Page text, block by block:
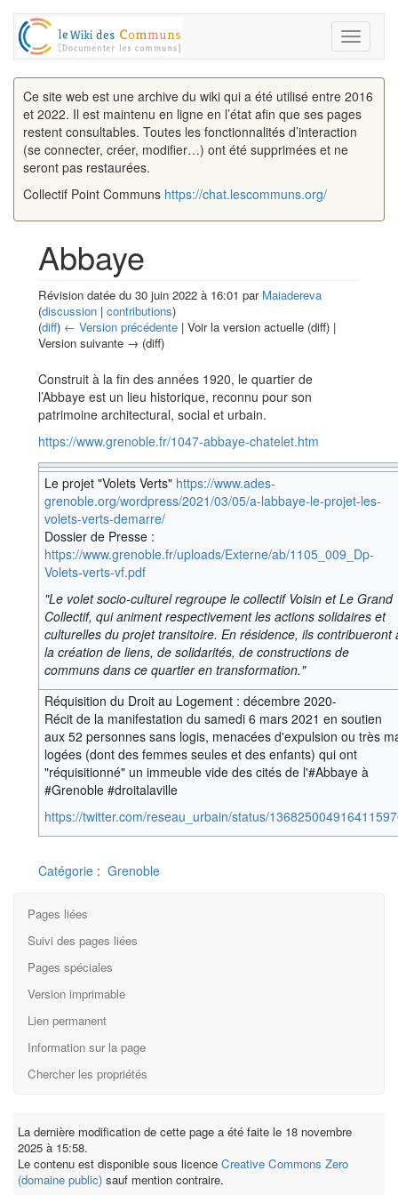
Toggle
Ce site web est une archive du wiki qui a été utilisé entre 2016
et 2022. Il est maintenu en ligne en l’état afin que ses pages
restent consultables. Toutes les fonctionnalités d’interaction
(se connecter, créer, modifier…) ont été supprimées et ne
seront pas restaurées.
Collectif Point Communs https://chat.lescommuns.org/
Abbaye
Révision datée du 30 juin 2022 à 16:01 par Maiadereva
(discussion | contributions)
(diff) ← Version précédente | Voir la version actuelle (diff) |
Version suivante → (diff)
Construit à la fin des années 1920, le quartier de
l’Abbaye est un lieu historique, reconnu pour son
patrimoine architectural, social et urbain.
https://www.grenoble.fr/1047-abbaye-chatelet.htm
Le projet "Volets Verts" https://www.ades-
grenoble.org/wordpress/2021/03/05/a-labbaye-le-projet-les-
volets-verts-demarre/
Dossier de Presse :
https://www.grenoble.fr/uploads/Externe/ab/1105_009_Dp-
Volets-verts-vf.pdf
"Le volet socio-culturel regroupe le collectif Voisin et Le Grand
Collectif, qui animent respectivement les actions solidaires et
culturelles du projet transitoire. En résidence, ils contribueront
la création de liens, de solidarités, de constructions de
communs dans ce quartier en transformation."
Réquisition du Droit au Logement : décembre 2020-
Récit de la manifestation du samedi 6 mars 2021 en soutien
aux 52 personnes sans logis, menacées d'expulsion ou très
logées (dont des femmes seules et des enfants) qui ont
"réquisitionné" un immeuble vide des cités de l'#Abbaye à
#Grenoble #droitalaville
https://twitter.com/reseau_urbain/status/
Catégorie : Grenoble
Pages liées
Suivi des pages liées
Pages spéciales
Version imprimable
Lien permanent
Information sur la page
Chercher les propriétés
La dernière modification de cette page a été faite le 18 novembre
2025 à 15:58.
Le contenu est disponible sous licence Creative Commons Zero
(domaine public) sauf mention contraire.